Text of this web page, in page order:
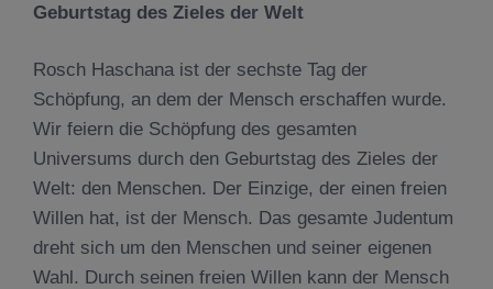
Geburtstag des Zieles der Welt
Rosch Haschana ist der sechste Tag der
Schöpfung, an dem der Mensch erschaffen wurde.
Wir feiern die Schöpfung des gesamten
Universums durch den Geburtstag des Zieles der
Welt: den Menschen. Der Einzige, der einen freien
Willen hat, ist der Mensch. Das gesamte Judentum
dreht sich um den Menschen und seiner eigenen
Wahl. Durch seinen freien Willen kann der Mensch